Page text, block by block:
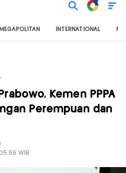
MEGAPOLITAN INTERNATIONAL
Kemen PPPA
Perempuan dan
WIB